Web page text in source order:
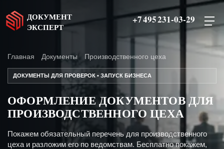
ДОКУМЕНТ
ЭКСПЕРТ
+7 495 231-03-29
Главная Документы Производственного цеха
ДОКУМЕНТЫ ДЛЯ ПРОВЕРОК • ЗАПУСК БИЗНЕСА
ОФОРМЛЕНИЕ ДОКУМЕНТОВ ДЛЯ
ПРОИЗВОДСТВЕННОГО ЦЕХА
Покажем обязательный перечень для производственного
цеха и разложим его по ведомствам. Бесплатно покажем,